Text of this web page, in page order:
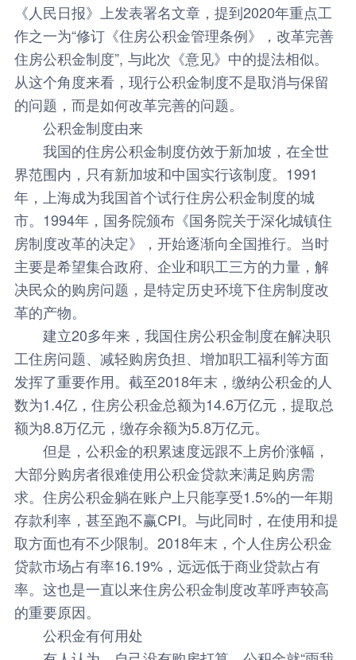
《人民日报》上发表署名文章，提到2020年重点工
作之一为“修订《住房公积金管理条例》，改革完善
住房公积金制度”, 与此次《意见》中的提法相似。
从这个角度来看，现行公积金制度不是取消与保留
的问题，而是如何改革完善的问题。
公积金制度由来
我国的住房公积金制度仿效于新加坡，在全世
界范围内，只有新加坡和中国实行该制度。1991
年，上海成为我国首个试行住房公积金制度的城
市。1994年，国务院颁布《国务院关于深化城镇住
房制度改革的决定》，开始逐渐向全国推行。当时
主要是希望集合政府、企业和职工三方的力量，解
决民众的购房问题，是特定历史环境下住房制度改
革的产物。
建立20多年来，我国住房公积金制度在解决职
工住房问题、减轻购房负担、增加职工福利等方面
发挥了重要作用。截至2018年末，缴纳公积金的人
数为1.4亿，住房公积金总额为14.6万亿元，提取总
额为8.8万亿元，缴存余额为5.8万亿元。
但是，公积金的积累速度远跟不上房价涨幅，
大部分购房者很难使用公积金贷款来满足购房需
求。住房公积金躺在账户上只能享受1.5%的一年期
存款利率，甚至跑不赢CPI。与此同时，在使用和提
取方面也有不少限制。2018年末，个人住房公积金
贷款市场占有率16.19%，远远低于商业贷款占有
率。这也是一直以来住房公积金制度改革呼声较高
的重要原因。
公积金有何用处